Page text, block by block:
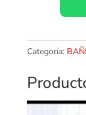
Categoría: